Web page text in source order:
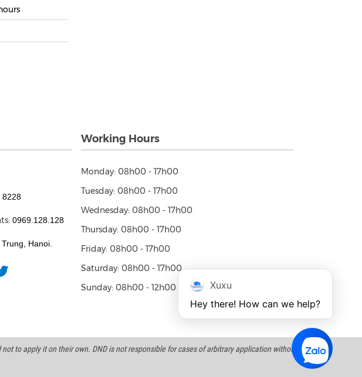
8228
0969.128.128
Hanoi.
Working Hours
Monday: 08h00 - 17h00
Tuesday: 08h00 - 17h00
Wednesday: 08h00 - 17h00
Thursday: 08h00 - 17h00
Friday: 08h00 - 17h00
Saturday: 08h00 - 17h00
Sunday: 08h00 - 12h00
to apply it on their own. DND is not responsible for cases of arbitrary application without a
Xuxu
Hey there! How can we help?